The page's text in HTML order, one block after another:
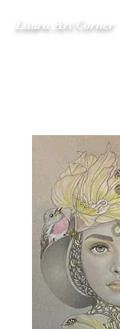
Laura Art Corner